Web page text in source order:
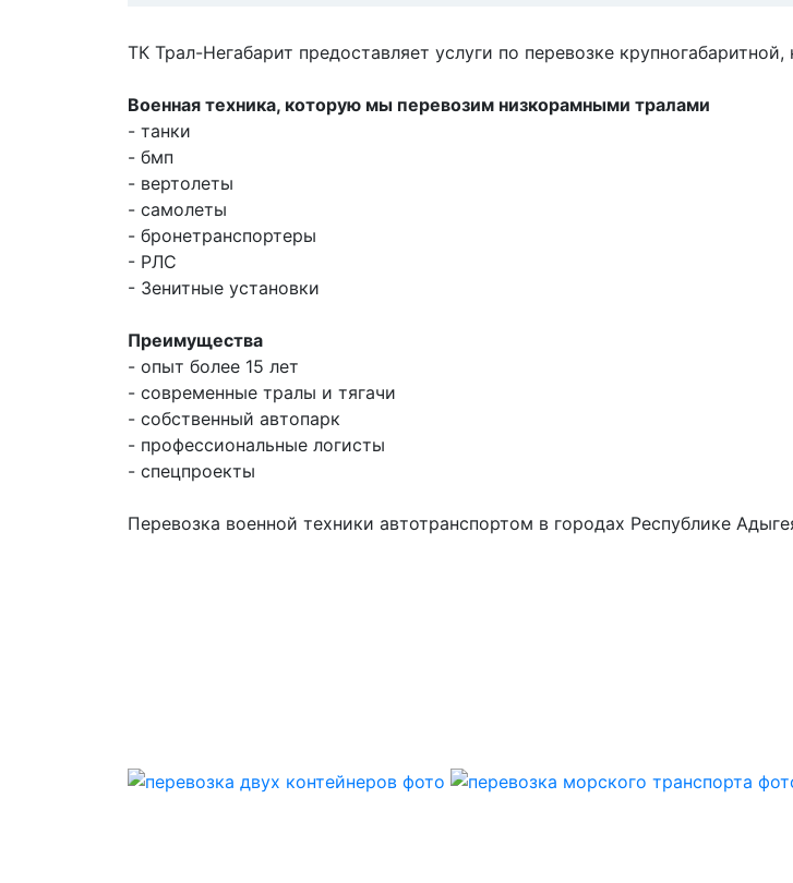
ТК Трал-Негабарит предоставляет услуги по перевозке
Военная техника, которую мы перевозим низкорамными тралами
- танки
- бмп
- вертолеты
- самолеты
- бронетранспортеры
- РЛС
- Зенитные установки
Преимущества
- опыт более 15 лет
- современные тралы и тягачи
- собственный автопарк
- профессиональные логисты
- спецпроекты
Перевозка военной техники автотранспортом в городах Республике